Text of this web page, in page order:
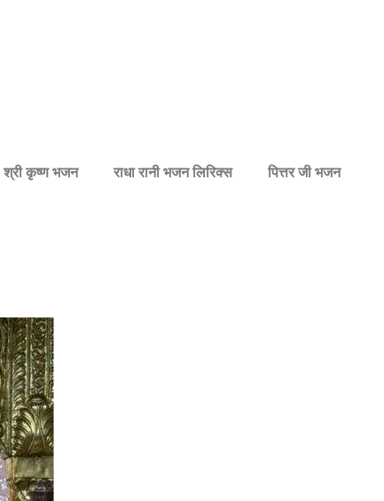
श्री कृष्ण भजन राधा रानी भजन लिरिक्स पित्तर जी भजन